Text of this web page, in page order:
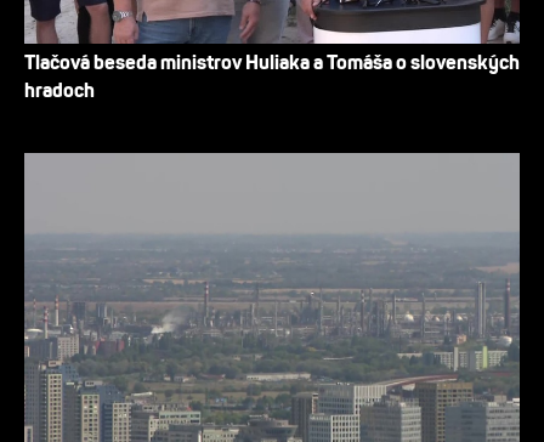
Tlačová beseda ministrov Huliaka a Tomáša o slovenských
hradoch